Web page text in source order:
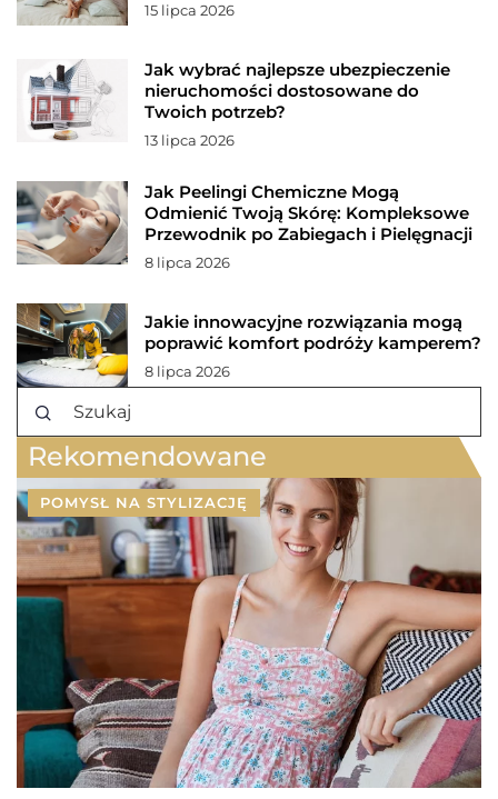
15 lipca 2026
Jak wybrać najlepsze ubezpieczenie
nieruchomości dostosowane do
Twoich potrzeb?
13 lipca 2026
Jak Peelingi Chemiczne Mogą
Odmienić Twoją Skórę: Kompleksowe
Przewodnik po Zabiegach i Pielęgnacji
8 lipca 2026
Jakie innowacyjne rozwiązania mogą
poprawić komfort podróży kamperem?
8 lipca 2026
Rekomendowane
POMYSŁ NA STYLIZACJĘ